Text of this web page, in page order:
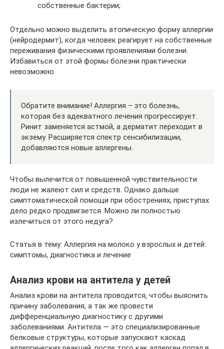
собственные бактерии;
Отдельно можно выделить атопическую форму аллергии
(нейродермит), когда человек реагирует на собственные
переживания физическими проявлениями болезни.
Избавиться от этой формы болезни практически
невозможно.
Обратите внимание! Аллергия – это болезнь,
которая без адекватного лечения прогрессирует.
Ринит заменяется астмой, а дерматит переходит в
экзему. Расширяется спектр сенсибилизации,
добавляются новые аллергены.
Чтобы вылечится от повышенной чувствительности
люди не жалеют сил и средств. Однако дальше
симптоматической помощи при обострениях, приступах
дело редко продвигается. Можно ли полностью
излечиться от этого недуга?
Статья в тему: Аллергия на молоко у взрослых и детей:
симптомы, диагностика и лечение
Анализ крови на антитела у детей
Анализ крови на антитела проводится, чтобы выяснить
причину заболевания, а так же провести
дифференциальную диагностику с другими
заболеваниями. Антитела — это специализированные
белковые структуры, которые запускают каскад